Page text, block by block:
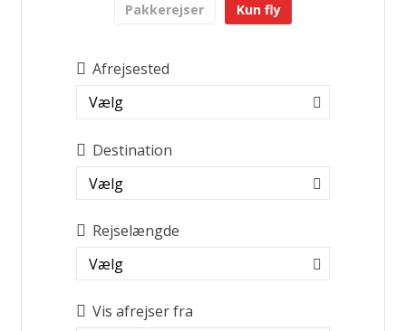
Pakkerejser Kun fly
Afrejsested
Vælg
Destination
Vælg
Rejselængde
Vælg
Vis afrejser fra